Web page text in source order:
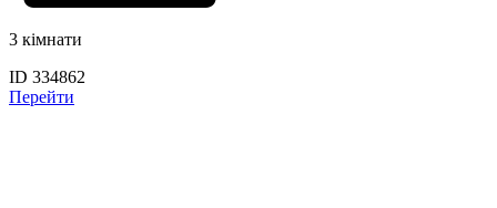
3 кімнати
ID 334862
Перейти